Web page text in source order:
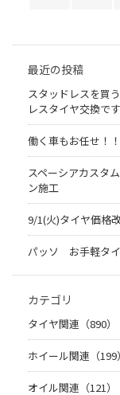
最近の投稿
スタッドレスを買
レスタイヤ交換です
働く車もお任せ！
スペーシアカスタ
ン施工
9/1(火)タイヤ価格
パッソ お手軽タ
カテゴリ
タイヤ関連（890）
ホイール関連（199）
オイル関連（121）